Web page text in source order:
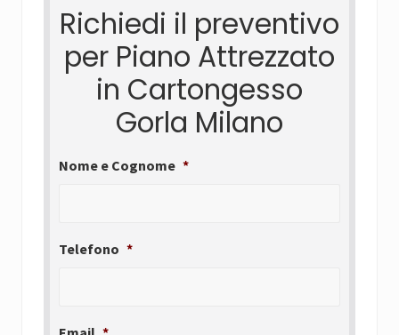
Richiedi il preventivo
per Piano Attrezzato
in Cartongesso
Gorla Milano
Nome e Cognome *
Telefono *